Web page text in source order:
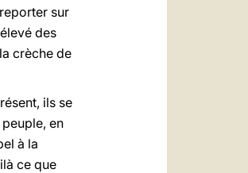
sur
des
crèche de
ils se
en
à la
ce que